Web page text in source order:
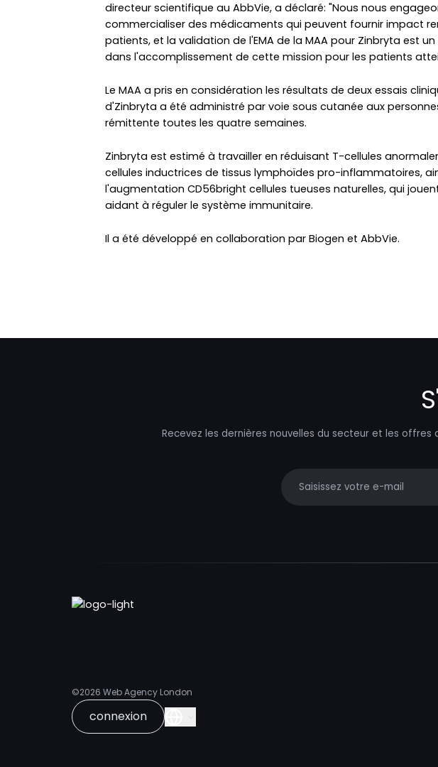
directeur scientifique au AbbVie, a déclaré: "Nous nous
commercialiser des médicaments qui peuvent fournir impact
patients, et la validation de l'EMA de la MAA pour Zinbryta est
dans l'accomplissement de cette mission pour les patients
Le MAA a pris en considération les résultats de deux essais
d'Zinbryta a été administré par voie sous cutanée aux
rémittente toutes les quatre semaines.
Zinbryta est estimé à travailler en réduisant T-cellules
cellules inductrices de tissus lymphoïdes pro-inflammatoires,
l'augmentation CD56bright cellules tueuses naturelles, qui
aidant à réguler le système immunitaire.
Il a été développé en collaboration par Biogen et AbbVie.
Recevez les dernières nouvelles du secteur et les
©2026 Web Agency London
connexion